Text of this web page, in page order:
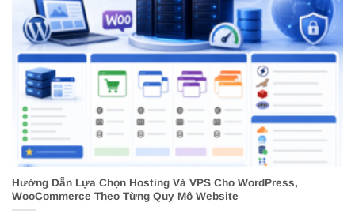
Hướng Dẫn Lựa Chọn Hosting Và VPS Cho WordPress,
WooCommerce Theo Từng Quy Mô Website